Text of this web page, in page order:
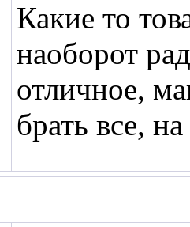
Какие то
наоборот
отличное,
брать все,